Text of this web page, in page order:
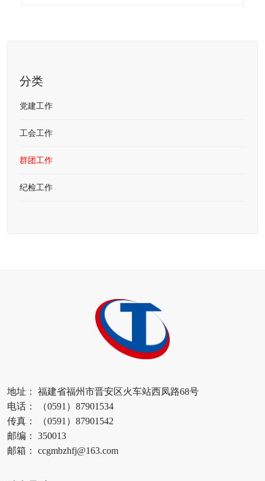
分类
党建工作
工会工作
群团工作
纪检工作
地址： 福建省福州市晋安区火车站西凤路68号
电话： （0591）87901534
传真： （0591）87901542
邮编： 350013
邮箱： ccgmbzhfj@163.com